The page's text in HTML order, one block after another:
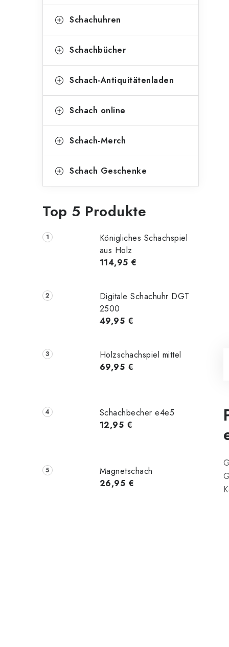
Schachuhren
Schachbücher
Schach-Antiquitätenladen
Schach online
Schach-Merch
Schach Geschenke
Top 5 Produkte
Königliches Schachspiel
aus Holz
114,95 €
Digitale Schachuhr DGT
2500
49,95 €
Holzschachspiel mittel
69,95 €
Schachbecher e4e5
12,95 €
Magnetschach
26,95 €